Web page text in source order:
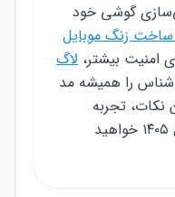
گوشی خود
زنگ موبایل
امنیت بیشتر، لاگ
را همیشه مد
نکات، تجربه
لذت‌بخشی از تکنولوژی در سال ۱۴۰۵ خواهید